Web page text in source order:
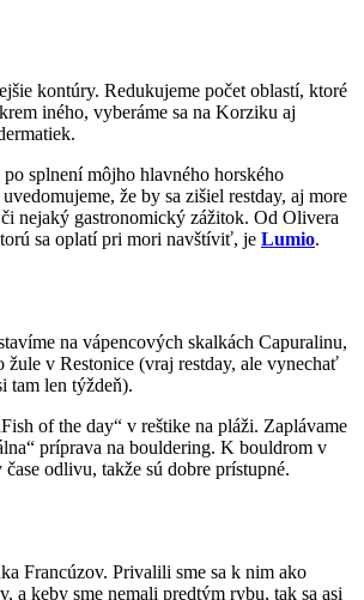
kontúry. Redukujeme počet oblastí, ktoré
iného, vyberáme sa na Korziku aj
splnení môjho hlavného horského
že by sa zišiel restday, aj more
nejaký gastronomický zážitok. Od Olivera
sa oplatí pri mori navštíviť, je Lumio.
na vápencových skalkách Capuralinu,
žule v Restonice (vraj restday, ale vynechať
tam len týždeň).
of the day“ v reštike na pláži. Zaplávame
príprava na bouldering. K bouldrom v
odlivu, takže sú dobre prístupné.
Francúzov. Privalili sme sa k nim ako
a keby sme nemali predtým rybu, tak sa asi